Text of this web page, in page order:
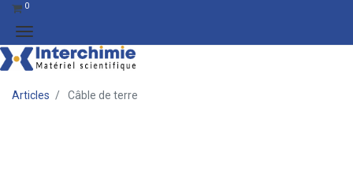
0
Articles Câble de terre